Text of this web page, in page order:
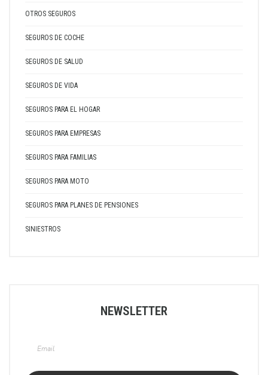
OTROS SEGUROS
SEGUROS DE COCHE
SEGUROS DE SALUD
SEGUROS DE VIDA
SEGUROS PARA EL HOGAR
SEGUROS PARA EMPRESAS
SEGUROS PARA FAMILIAS
SEGUROS PARA MOTO
SEGUROS PARA PLANES DE PENSIONES
SINIESTROS
NEWSLETTER